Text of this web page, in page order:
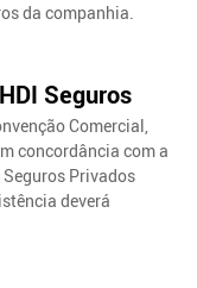
da companhia.
Seguros
Comercial,
concordância com a
Privados
deverá